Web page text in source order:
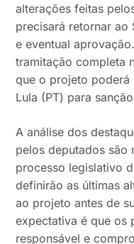
alterações feitas
precisará retornar ao
e eventual
tramitação completa
que o projeto poderá
Lula (PT) para
A análise dos
pelos deputados são
processo legislativo
definirão as últimas
ao projeto antes de
expectativa é que os
responsável e